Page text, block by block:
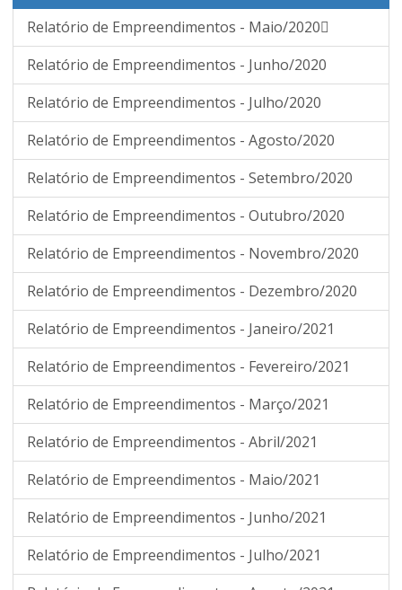
Relatório de Empreendimentos - Maio/2020
Relatório de Empreendimentos - Junho/2020
Relatório de Empreendimentos - Julho/2020
Relatório de Empreendimentos - Agosto/2020
Relatório de Empreendimentos - Setembro/2020
Relatório de Empreendimentos - Outubro/2020
Relatório de Empreendimentos - Novembro/2020
Relatório de Empreendimentos - Dezembro/2020
Relatório de Empreendimentos - Janeiro/2021
Relatório de Empreendimentos - Fevereiro/2021
Relatório de Empreendimentos - Março/2021
Relatório de Empreendimentos - Abril/2021
Relatório de Empreendimentos - Maio/2021
Relatório de Empreendimentos - Junho/2021
Relatório de Empreendimentos - Julho/2021